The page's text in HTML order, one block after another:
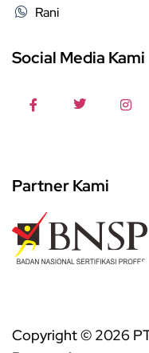
Rani
Social Media Kami
Partner Kami
Copyright © 2026